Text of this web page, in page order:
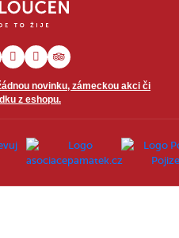
novinku, zámeckou akci či
z eshopu.